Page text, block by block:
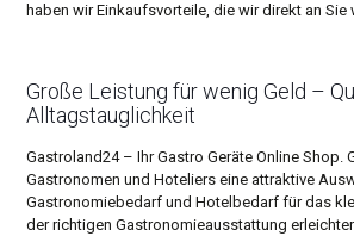
haben wir Einkaufsvorteile, die wir direkt an Sie
Große Leistung für wenig Geld –
Alltagstauglichkeit
Gastroland24 – Ihr Gastro Geräte Online Shop.
Gastronomen und Hoteliers eine attraktive
Gastronomiebedarf und Hotelbedarf für das
der richtigen Gastronomieausstattung